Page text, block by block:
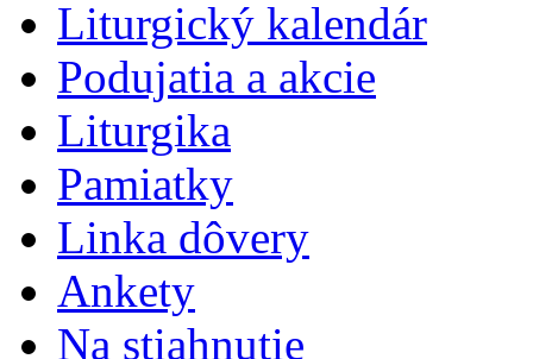
Liturgický kalendár
Podujatia a akcie
Liturgika
Pamiatky
Linka dôvery
Ankety
Na stiahnutie